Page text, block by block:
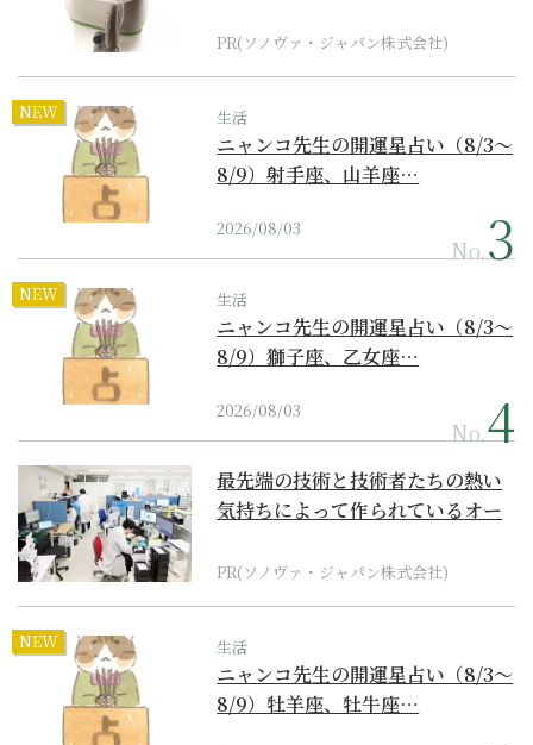
PR(ソノヴァ・ジャパン株式会社)
NEW 生活
ニャンコ先生の開運星占い（8/3～
8/9）射手座、山羊座…
2026/08/03
No.
NEW 生活
ニャンコ先生の開運星占い（8/3～
8/9）獅子座、乙女座…
2026/08/03
No.
最先端の技術と技術者たちの熱い
気持ちによって作られているオー
PR(ソノヴァ・ジャパン株式会社)
NEW 生活
ニャンコ先生の開運星占い（8/3～
8/9）牡羊座、牡牛座…